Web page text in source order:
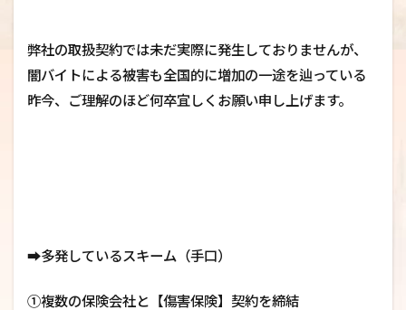
弊社の取扱契約では未だ実際に発生しておりませんが、
闇バイトによる被害も全国的に増加の一途を辿っている
昨今、ご理解のほど何卒宜しくお願い申し上げます。
➡多発しているスキーム（手口）
①複数の保険会社と【傷害保険】契約を締結